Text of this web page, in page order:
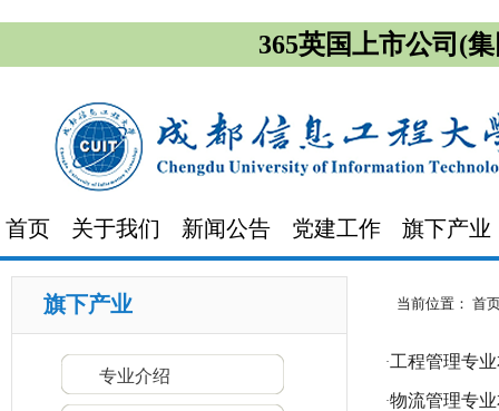
365英国上市公司(
首页 关于我们 新闻公告 党建工作 旗下产业
旗下产业
专业介绍
工程管理专业本科人才培养方案
当前位置： 首
·工程管理专
·物流管理专